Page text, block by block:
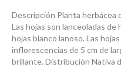
Descripción Planta herbácea
Las hojas son lanceoladas de
hojas blanco lanoso. Las
inflorescencias de 5 cm de
brillante. Distribución Nativa